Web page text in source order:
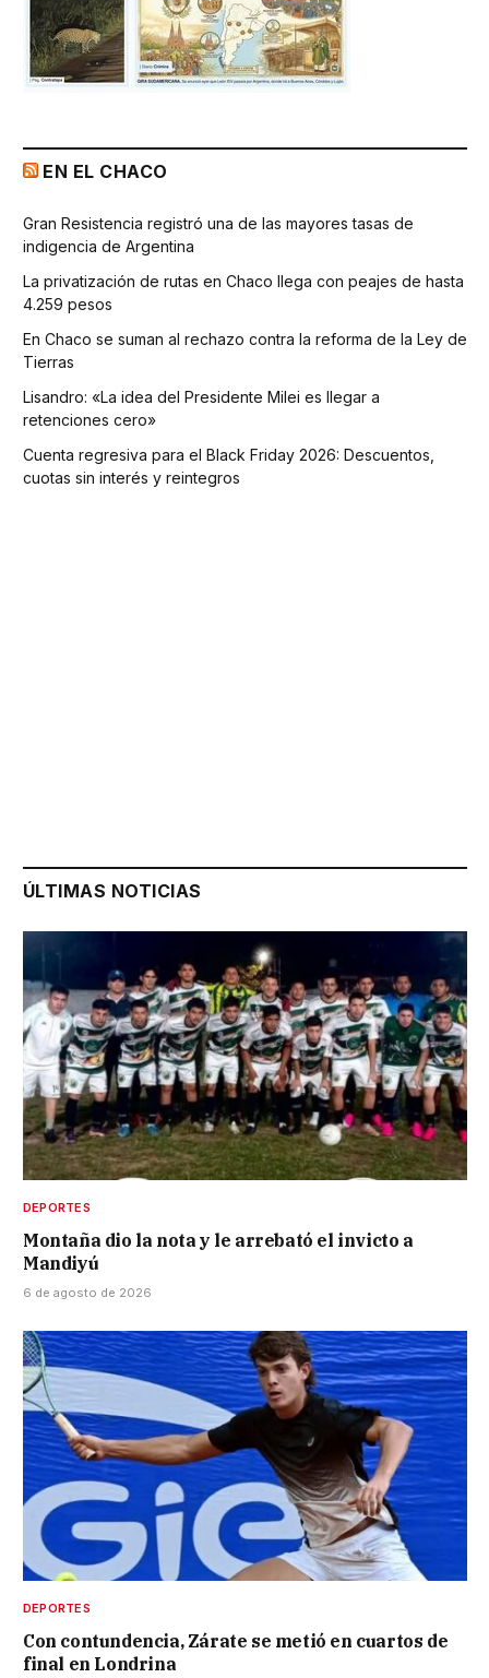
EN EL CHACO
Gran Resistencia registró una de las mayores tasas de
indigencia de Argentina
La privatización de rutas en Chaco llega con peajes de hasta
4.259 pesos
En Chaco se suman al rechazo contra la reforma de la Ley de
Tierras
Lisandro: «La idea del Presidente Milei es llegar a
retenciones cero»
Cuenta regresiva para el Black Friday 2026: Descuentos,
cuotas sin interés y reintegros
ÚLTIMAS NOTICIAS
DEPORTES
Montaña dio la nota y le arrebató el invicto a
Mandiyú
6 de agosto de 2026
DEPORTES
Con contundencia, Zárate se metió en cuartos de
final en Londrina